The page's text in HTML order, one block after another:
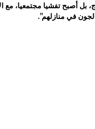
بل أصبح تفشيا مجتمعيا، مع
في منازلهم”.